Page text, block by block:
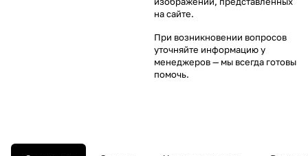
на сайте.
При возникновении вопросов
уточняйте информацию у
менеджеров— мы всегда готовы
помочь.